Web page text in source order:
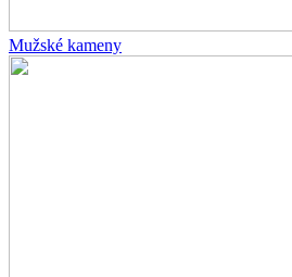
Mužské kameny